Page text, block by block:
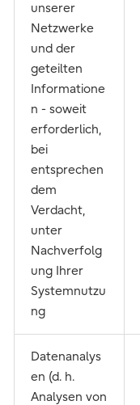
unserer
Netzwerke
und der
geteilten
Informatione
n - soweit
erforderlich,
bei
entsprechen
dem
Verdacht,
unter
Nachverfolg
ung Ihrer
Systemnutzu
ng
Datenanalys
en (d. h.
Analysen von